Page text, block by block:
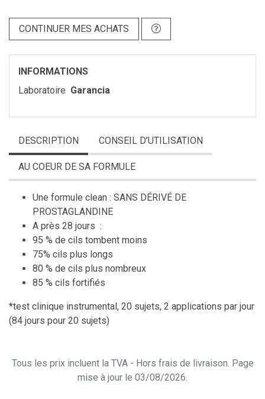
CONTINUER MES ACHATS
INFORMATIONS
Laboratoire Garancia
DESCRIPTION CONSEIL D’UTILISATION
AU COEUR DE SA FORMULE
Une formule clean : SANS DÉRIVÉ DE
PROSTAGLANDINE
A près 28 jours :
95 % de cils tombent moins
75% cils plus longs
80 % de cils plus nombreux
85 % cils fortifiés
*test clinique instrumental, 20 sujets, 2 applications par jour
(84 jours pour 20 sujets)
Tous les prix incluent la TVA - Hors frais de livraison. Page
mise à jour le 03/08/2026.